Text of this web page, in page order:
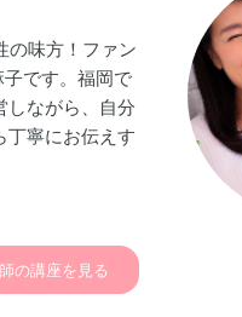
の味方！ファン
子です。福岡で
しながら、自分
丁寧にお伝えす
ら失敗の連続で
の状態。心身
の講座を見る